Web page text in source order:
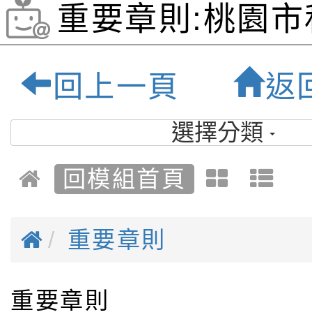
重要章則:桃園
祿貝爾雙語小學
優質雙語小學
回上一頁 返
選擇分類
回模組首頁
重要章則
重要章則